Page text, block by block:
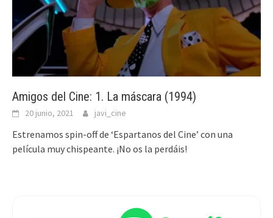
Amigos del Cine: 1. La máscara (1994)
20 junio, 2021 javi_cine
Estrenamos spin-off de ‘Espartanos del Cine’ con una
película muy chispeante. ¡No os la perdáis!